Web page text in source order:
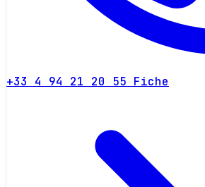
+33 4 94 21 20 55 Fiche